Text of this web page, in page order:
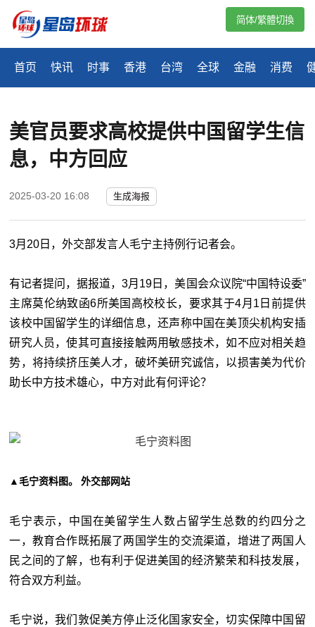
首页 快讯 时事 香港 台湾 全球 金融 消费
简体/繁體切換
美官员要求高校提供中国留学生信
息，中方回应
2025-03-20 16:08 生成海报
3月20日，外交部发言人毛宁主持例行记者会。
有记者提问，据报道，3月19日，美国会众议院“中国特设委”
主席莫伦纳致函6所美国高校校长，要求其于4月1日前提供
该校中国留学生的详细信息，还声称中国在美顶尖机构安插
研究人员，使其可直接接触两用敏感技术，如不应对相关趋
势，将持续挤压美人才，破坏美研究诚信，以损害美为代价
助长中方技术雄心，中方对此有何评论？
▲毛宁资料图。 外交部网站
毛宁表示，中国在美留学生人数占留学生总数的约四分之
一，教育合作既拓展了两国学生的交流渠道，增进了两国人
民之间的了解，也有利于促进美国的经济繁荣和科技发展，
符合双方利益。
毛宁说，我们敦促美方停止泛化国家安全，切实保障中国留